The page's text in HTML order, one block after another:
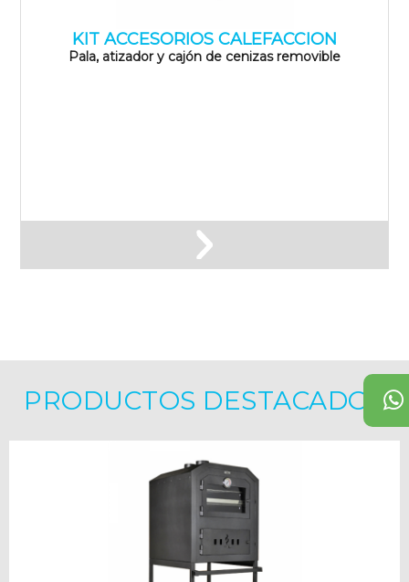
KIT ACCESORIOS CALEFACCION
Pala, atizador y cajón de cenizas removible
PRODUCTOS DESTACADOS